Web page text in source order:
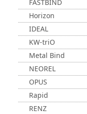
FASTBIND
Horizon
IDEAL
KW-triO
Metal Bind
NEOREL
OPUS
Rapid
RENZ